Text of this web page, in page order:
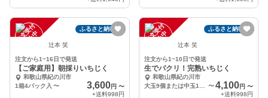
注
文
受
付
停
止
中
ふるさと納税可
辻本 笑
注文から1~16日で発送
【ご家庭用】朝採りいちじく
和歌山県紀の川市
1箱4パック入 〜 3,600円 〜
+送料998円
注
文
受
付
停
止
中
ふるさと納税可
辻本 笑
注文から1~10日で発送
生でパクリ！完熟いちじく
和歌山県紀の川市
〜4,100円 〜
+送料998円